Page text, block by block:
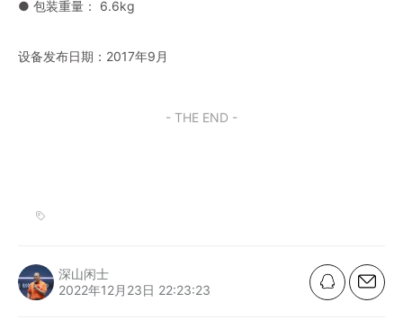
● 包装重量： 6.6kg
设备发布日期：2017年9月
- THE END -
深山闲士
2022年12月23日 22:23:23